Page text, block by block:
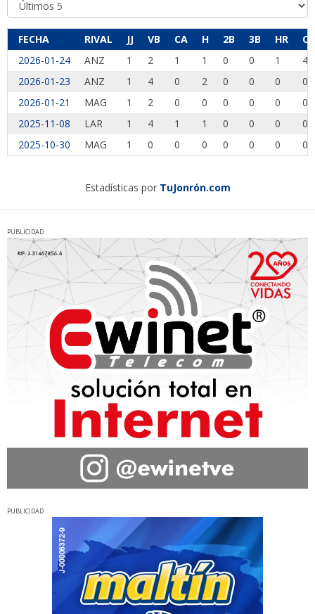
FECHA RIVAL JJ VB CA H 2B 3B HR
CI
2026-01-24
ANZ 1 2 1 1 0 0 1
4
2026-01-23
ANZ 1 4 0 2 0 0 0
0
2026-01-21
MAG 1 2 0 0 0 0 0
0
2025-11-08
LAR 1 4 1 1 0 0 0
0
2025-10-30
MAG 1 0 0 0 0 0 0 0
Estadísticas por TuJonrón.com
PUBLICIDAD
PUBLICIDAD